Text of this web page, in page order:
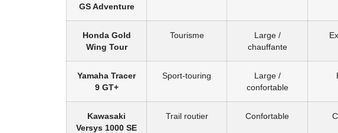
GS Adventure
Honda Gold
Wing Tour
Tourisme
Large /
chauffante
Yamaha Tracer
9 GT+
Sport-touring
Large /
confortable
Kawasaki
Versys 1000 SE
Trail routier Confortable